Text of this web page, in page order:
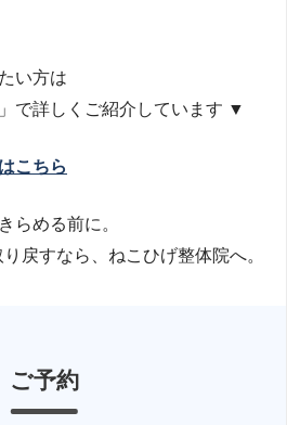
い方は
で詳しくご紹介しています ▼
こちら
らめる前に。
戻すなら、ねこひげ整体院へ。
ご予約